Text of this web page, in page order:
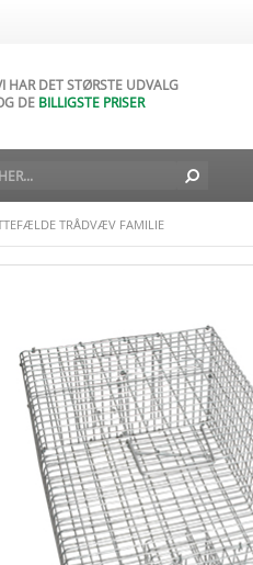
HAR DET STØRSTE UDVALG
DE BILLIGSTE PRISER
TRÅDVÆV FAMILIE